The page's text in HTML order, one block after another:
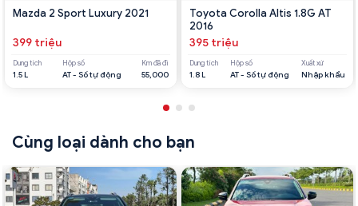
Mazda 2 Sport Luxury 2021
399 triệu
Dung tích
1.5 L
Hộp số
AT - Số tự động
Km đã đi
55,000
Toyota Corolla Altis 1.8G AT
2016
395 triệu
Dung tích
1.8 L
Hộp số
AT - Số tự động
Xuất xứ
Nhập khẩu
Cùng loại dành cho bạn